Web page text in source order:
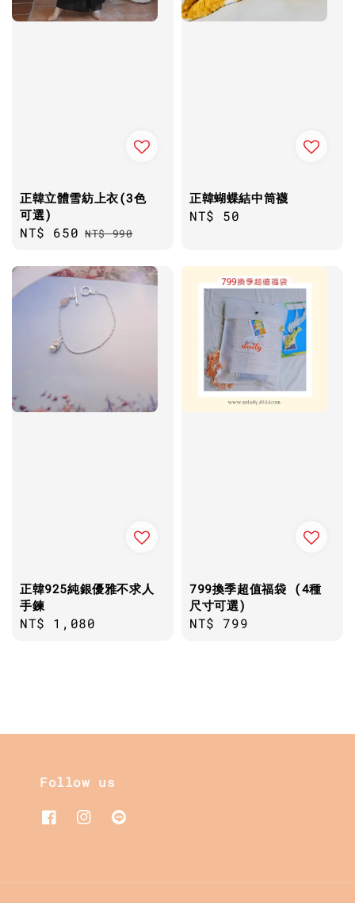
正韓立體雪紡上衣(3色
可選)
Sale
NT$ 650 Regular
NT$ 990
正韓蝴蝶結中筒襪
Regular
NT$ 50
正韓925純銀優雅不求人
手鍊
Regular
NT$ 1,080
799換季超值福袋 (4種
尺寸可選)
Regular
NT$ 799
Follow us